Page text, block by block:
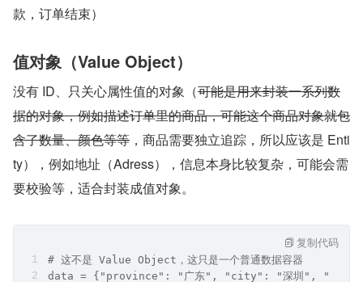
款，订单结束）
值对象（Value Object）
没有 ID、只关心属性值的对象（可能是用来封装一系列数
据的对象，例如描述订单里的商品，可能这个商品对象就包
含了数量、颜色等等 ，商品需要独立追踪，所以应该是 Enti
ty），例如地址（Adress），信息本身比较复杂，可能会需
要校验等，适合封装成值对象。
# 这不是 Value Object，这只是一个普通数据容器
data = {"province": "广东", "city": "深圳",
复制代码